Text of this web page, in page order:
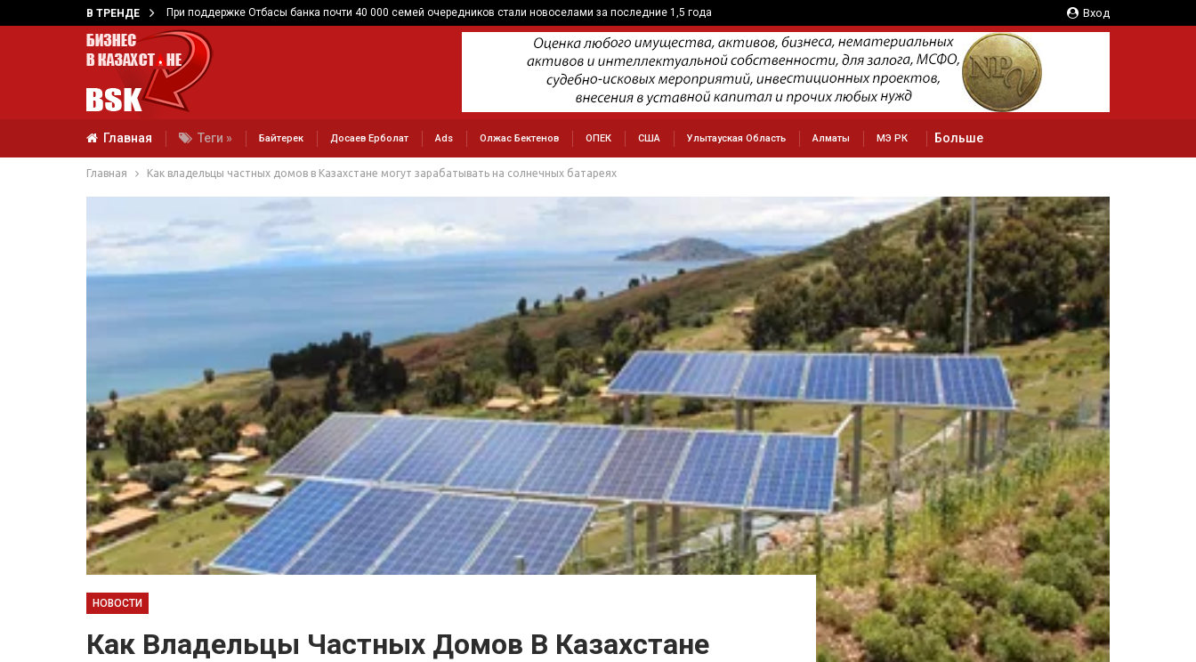
Вход
В ТРЕНДЕ При поддержке Отбасы банка почти 40 000 семей очередников стали новоселами за последние 1,5 года
Главная Теги » Байтерек Досаев Ерболат Ads Олжас Бектенов ОПЕК США Улытауская Область Алматы МЭ РК Больше
Главная Как владельцы частных домов в Казахстане могут зарабатывать на солнечных батареях
НОВОСТИ
Как Владельцы Частных Домов В Казахстане